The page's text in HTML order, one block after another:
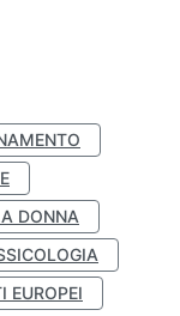
DONNA
EUROPEI